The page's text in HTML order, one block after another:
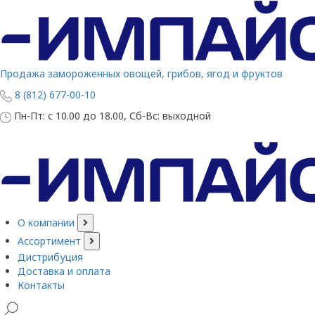
Продажа замороженных овощей, грибов, ягод и фруктов
8 (812) 677-00-10
Пн-Пт: с 10.00 до 18.00, Сб-Вс: выходной
О компании
Ассортимент
Дистрибуция
Доставка и оплата
Контакты